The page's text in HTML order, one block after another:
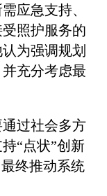
应急支持、
照护服务的
为强调规划
充分考虑最
过社会多方
“点状”创新
终推动系统